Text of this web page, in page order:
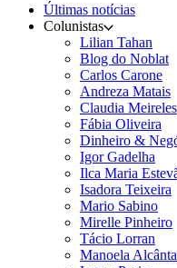
Últimas notícias
Colunistas
Lilian Tahan
Blog do Noblat
Carlos Carone
Andreza Matais
Claudia Meireles
Fábia Oliveira
Dinheiro &
Igor Gadelha
Ilca Maria
Isadora Teixeira
Mario Sabino
Mirelle Pinheiro
Tácio Lorran
Manoela